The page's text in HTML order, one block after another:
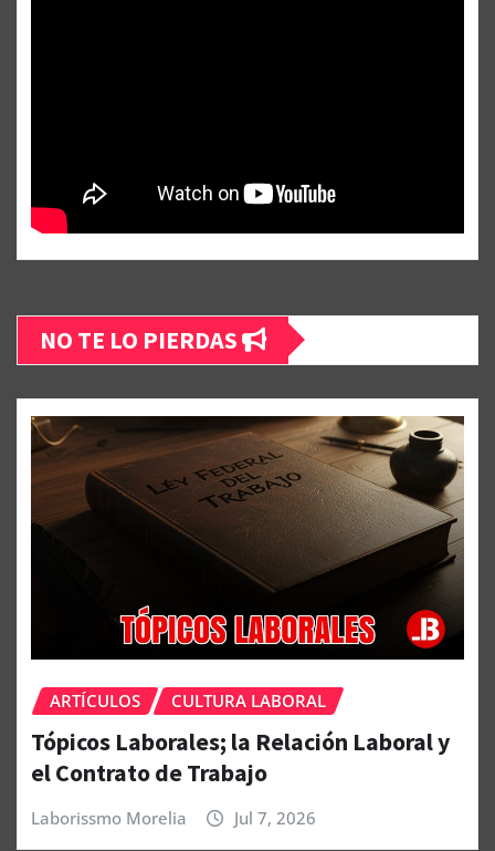
NO TE LO PIERDAS
ARTÍCULOS CULTURA LABORAL
Tópicos Laborales; la Relación Laboral y
el Contrato de Trabajo
Laborissmo Morelia Jul 7, 2026